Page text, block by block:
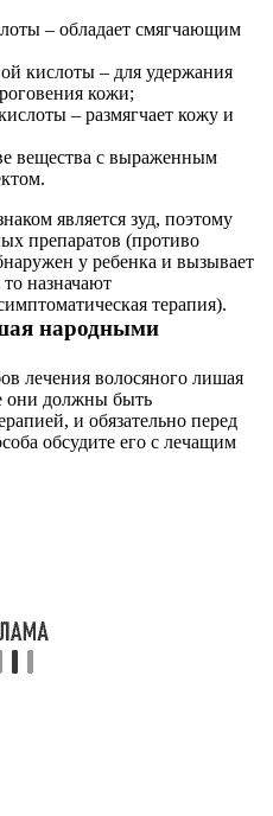
– обладает смягчающим
кислоты – для удержания
кожи;
– размягчает кожу и
вещества с выраженным
является зуд, поэтому
препаратов (противо
у ребенка и вызывает
назначают
терапия).
народными
лечения волосяного лишая
они должны быть
и обязательно перед
обсудите его с лечащим